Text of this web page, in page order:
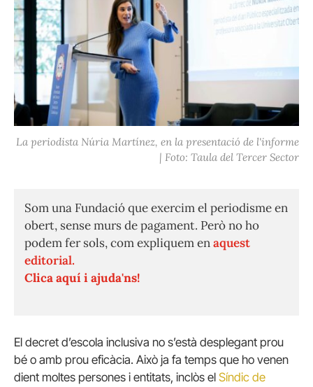
La periodista Núria Martínez, en la presentació de l'informe
| Foto: Taula del Tercer Sector
Som una Fundació que exercim el periodisme en
obert, sense murs de pagament. Però no ho
podem fer sols, com expliquem enaquest
editorial.
Clica aquí i ajuda'ns!
El decret d’escola inclusiva no s’està desplegant prou
bé o amb prou eficàcia. Això ja fa temps que ho venen
dient moltes persones i entitats, inclòs el Síndic de